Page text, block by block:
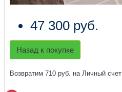
47 300 руб.
Назад к покупке
Возвратим 710 руб. на Личный счет